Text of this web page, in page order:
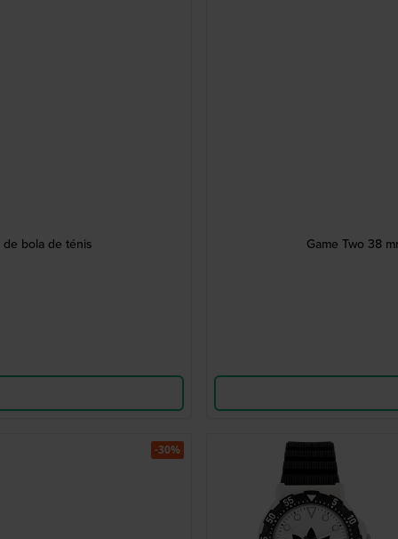
bola de ténis Game Two 38
-30%